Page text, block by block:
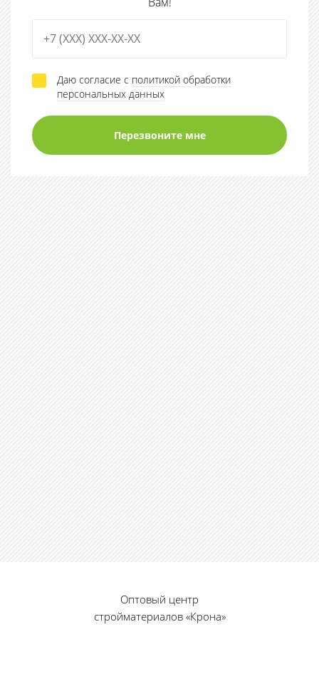
Даю согласие с политикой обработки
персональных данных
Оптовый центр
стройматериалов «Крона»